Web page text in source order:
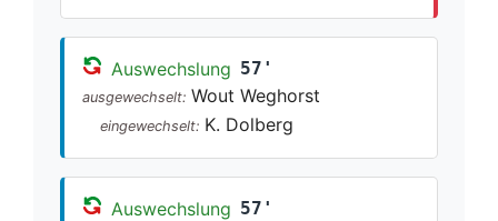
Auswechslung 57'
ausgewechselt: Wout Weghorst
eingewechselt: K. Dolberg
Auswechslung 57'